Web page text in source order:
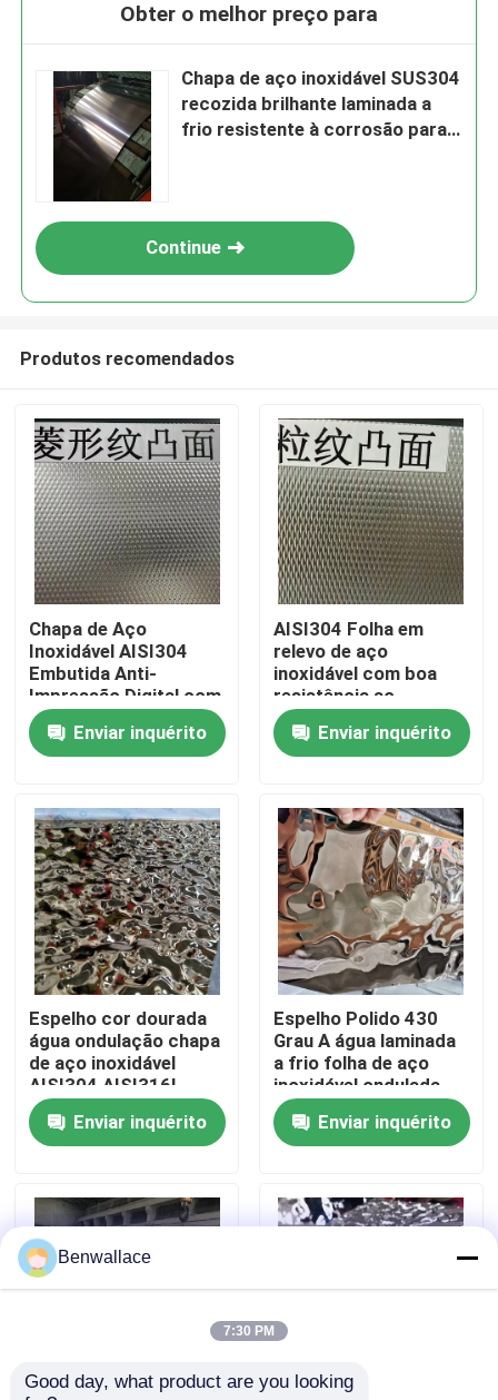
Para casa
Produtos
Vídeos
Sobre nós
Visita à fábrica
Controle de qualidade
Notícias
Solicite um orçamento
Obter o melhor preço para
Chapa de aço inoxidável SUS304
recozida brilhante laminada a
frio resistente à corrosão para
Continue
Produtos recomendados
Chapa de Aço
Inoxidável AISI304
Embutida Anti-
Impressão Digital com
Espessura de 0,4 - 3,0
mm para Aplicações
Arquitetônicas
Enviar inquérito
AISI304 Folha em
relevo de aço
inoxidável com boa
resistência ao
desgaste e superfície
em relevo para
aplicações
Enviar inquérito
Espelho cor dourada
água ondulação chapa
de aço inoxidável
AISI304 AISI316L
para decoração de
teto Enviar inquérito
Espelho Polido 430
Grau A água laminada
a frio folha de aço
inoxidável ondulada
com cor PVD
Enviar inquérito
Benwallace
7:30 PM
Good day, what product are you looking